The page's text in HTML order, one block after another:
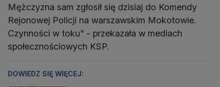
Mężczyzna sam zgłosił się dzisiaj do Komendy
Rejonowej Policji na warszawskim Mokotowie.
Czynności w toku" - przekazała w mediach
społecznościowych KSP.
DOWIEDZ SIĘ WIĘCEJ: